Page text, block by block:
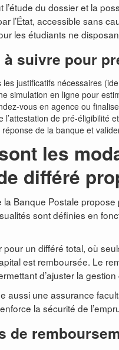
l’étude du dossier et la
l’État, accessible sans
les étudiants ne
à suivre pour
les justificatifs nécessaires
simulation en ligne pour
vous en agence ou
l’attestation de pré-éligibilité
de la banque et
les
différé
la Banque Postale
sont définies en
un différé total, où
est remboursée. Le
d’ajuster la
aussi une assurance
la sécurité de
de